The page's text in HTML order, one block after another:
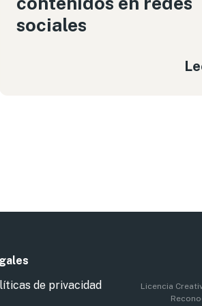
sociales
de privacidad
Licencia